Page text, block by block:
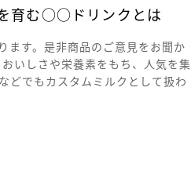
育む○○ドリンクとは
ます。是非商品のご意見をお聞か
いしさや栄養素をもち、人気を集
どでもカスタムミルクとして扱わ